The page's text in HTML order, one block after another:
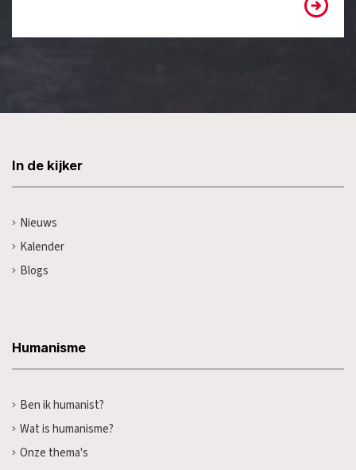
In de kijker
Nieuws
Kalender
Blogs
Humanisme
Ben ik humanist?
Wat is humanisme?
Onze thema's